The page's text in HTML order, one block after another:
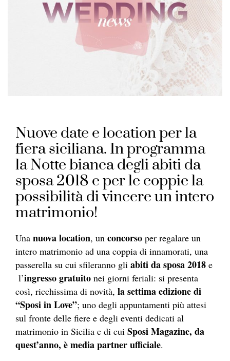
Nuove date e location per la
fiera siciliana. In programma
la Notte bianca degli abiti da
sposa 2018 e per le coppie la
possibilità di vincere un intero
matrimonio!
Una nuova location, un concorso per regalare un
intero matrimonio ad una coppia di innamorati, una
passerella su cui sfileranno gli abiti da sposa 2018 e
l’ingresso gratuito nei giorni feriali: si presenta
così, ricchissima di novità, la settima edizione di
“Sposi in Love”; uno degli appuntamenti più attesi
sul fronte delle fiere e degli eventi dedicati al
matrimonio in Sicilia e di cui Sposi Magazine, da
quest’anno, è media partner ufficiale.